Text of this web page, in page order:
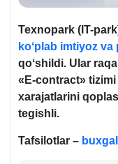
Teхnopark (IT-
koʻplab imtiyoz
qoʻshildi. Ular
«E-contract»
хarajatlarini
tegishli.
Tafsilotlar –